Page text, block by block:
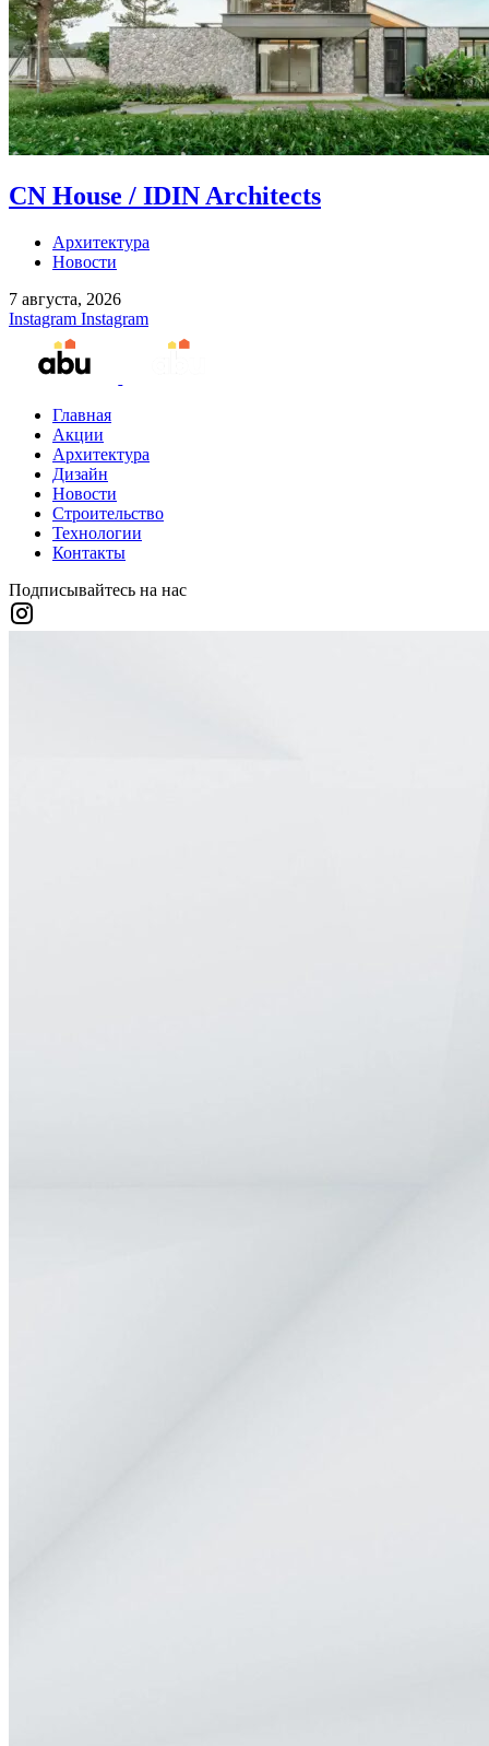
CN House / IDIN Architects
Архитектура
Новости
7 августа, 2026
Instagram Instagram
Главная
Акции
Архитектура
Дизайн
Новости
Строительство
Технологии
Контакты
Подписывайтесь на нас